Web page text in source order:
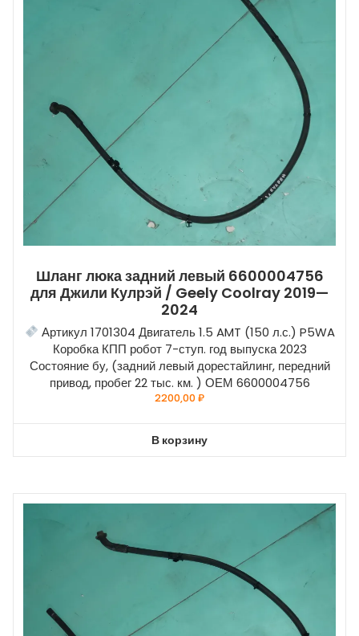
Шланг люка задний левый 6600004756
для Джили Кулрэй / Geely Coolray 2019—
2024
Артикул 1701304 Двигатель 1.5 AMT (150 л.с.) P5WA
Коробка КПП робот 7-ступ. год выпуска 2023
Состояние бу, (задний левый дорестайлинг, передний
привод, пробег 22 тыс. км. ) ОЕМ 6600004756
2200,00₽
В корзину